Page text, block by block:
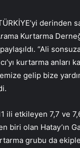
Arama Kurtarma
“Ali
kurtarma
gelip bize
ili etkileyen 7,7 ve
biri olan Hatay’ın
grubu da